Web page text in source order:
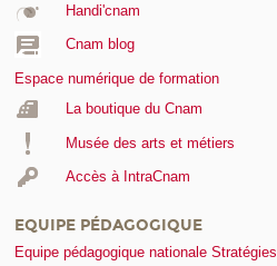
Handi'cnam
Cnam blog
Espace numérique de formation
La boutique du Cnam
Musée des arts et métiers
Accès à IntraCnam
EQUIPE PÉDAGOGIQUE
Equipe pédagogique nationale Stratégies